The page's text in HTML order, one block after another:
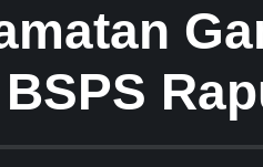
BSPS